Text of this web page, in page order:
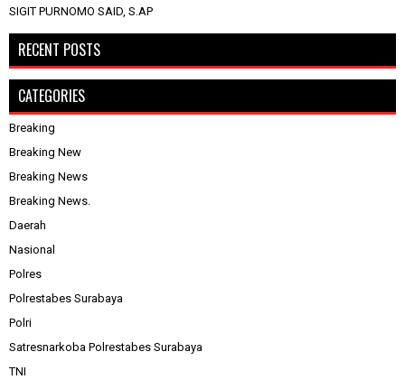
SIGIT PURNOMO SAID, S.AP
RECENT POSTS
CATEGORIES
Breaking
Breaking New
Breaking News
Breaking News.
Daerah
Nasional
Polres
Polrestabes Surabaya
Polri
Satresnarkoba Polrestabes Surabaya
TNI